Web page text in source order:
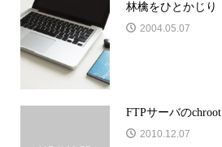
林檎をひとかじり
2004.05.07
FTPサーバのchroot
2010.12.07